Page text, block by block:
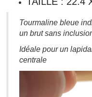
Tourmaline bleue
un brut sans
Idéale pour un
centrale